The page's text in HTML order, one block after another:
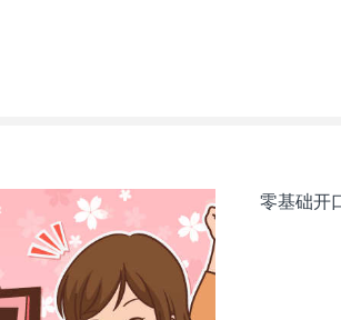
零基础开